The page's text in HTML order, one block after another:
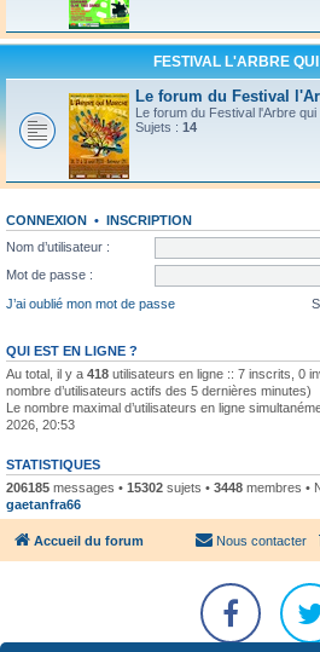
FESTIVAL L'ARBRE
Le forum du Festival
Le forum du Festival l'Arbre
Sujets : 14
CONNEXION • INSCRIPTION
Nom d’utilisateur :
Mot de passe :
J’ai oublié mon mot de passe
QUI EST EN LIGNE ?
Au total, il y a 418 utilisateurs en ligne :: 7 inscrits, 0
nombre d’utilisateurs actifs des 5 dernières minutes)
Le nombre maximal d’utilisateurs en ligne
2026, 20:53
STATISTIQUES
206185 messages • 15302 sujets • 3448 membres •
gaetanfra66
Accueil du forum Nous contacter